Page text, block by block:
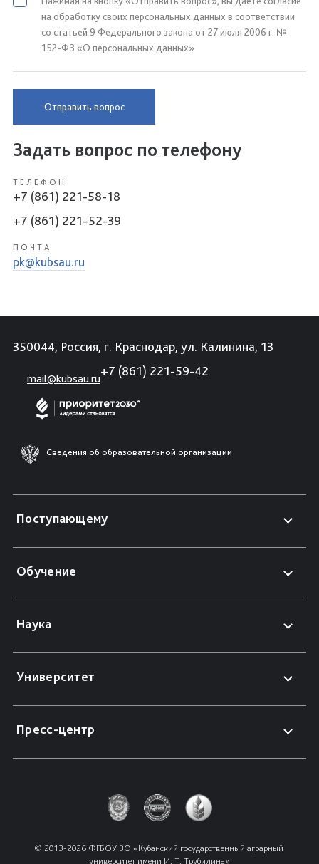
на обработку своих персональных данных в соответствии
со статьей 9 Федерального закона от 27 июля 2006 г. №
152-ФЗ «О персональных данных»
Отправить вопрос
Задать вопрос по телефону
ТЕЛЕФОН
+7 (861) 221-58-18
+7 (861) 221–52-39
ПОЧТА
pk@kubsau.ru
350044, Россия, г. Краснодар, ул. Калинина, 13
mail@kubsau.ru
+7 (861) 221-59-42
Сведения об образовательной организации
Поступающему
Обучение
Наука
Университет
Пресс-центр
© 2013-2026 ФГБОУ ВО «Кубанский государственный аграрный
университет имени И. Т. Трубилина»